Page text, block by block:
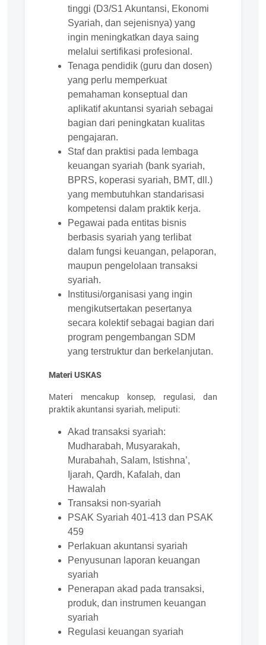
tinggi (D3/S1 Akuntansi, Ekonomi
Syariah, dan sejenisnya) yang
ingin meningkatkan daya saing
melalui sertifikasi profesional.
Tenaga pendidik (guru dan dosen)
yang perlu memperkuat
pemahaman konseptual dan
aplikatif akuntansi syariah sebagai
bagian dari peningkatan kualitas
pengajaran.
Staf dan praktisi pada lembaga
keuangan syariah (bank syariah,
BPRS, koperasi syariah, BMT, dll.)
yang membutuhkan standarisasi
kompetensi dalam praktik kerja.
Pegawai pada entitas bisnis
berbasis syariah yang terlibat
dalam fungsi keuangan, pelaporan,
maupun pengelolaan transaksi
syariah.
Institusi/organisasi yang ingin
mengikutsertakan pesertanya
secara kolektif sebagai bagian dari
program pengembangan SDM
yang terstruktur dan berkelanjutan.
Materi USKAS
Materi mencakup konsep, regulasi, dan
praktik akuntansi syariah, meliputi:
Akad transaksi syariah:
Mudharabah, Musyarakah,
Murabahah, Salam, Istishna’,
Ijarah, Qardh, Kafalah, dan
Hawalah
Transaksi non-syariah
PSAK Syariah 401-413 dan PSAK
459
Perlakuan akuntansi syariah
Penyusunan laporan keuangan
syariah
Penerapan akad pada transaksi,
produk, dan instrumen keuangan
syariah
Regulasi keuangan syariah